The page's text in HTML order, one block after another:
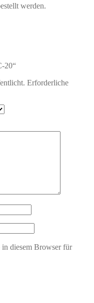
werden.
20“
Erforderliche
diesem Browser für